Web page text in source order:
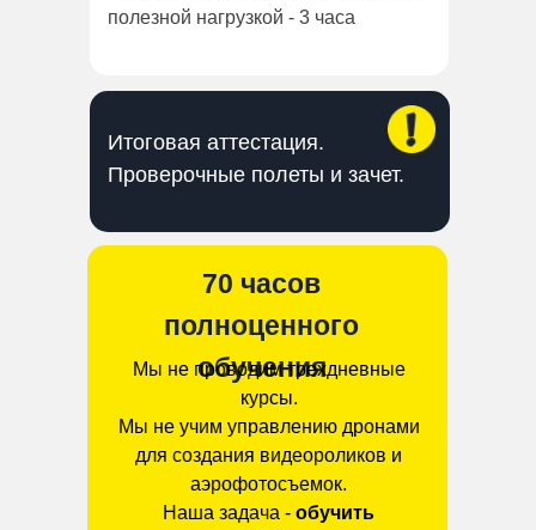
Итоговая аттестация.
Проверочные полеты и зачет.
полезной нагрузкой - 3 часа
70 часов
полноценного
обучения
Мы не проводим трехдневные
курсы.
Мы не учим управлению дронами
для создания видеороликов и
аэрофотосъемок.
Наша задача - обучить